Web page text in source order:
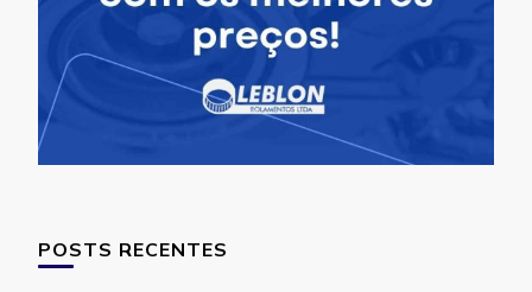
POSTS RECENTES